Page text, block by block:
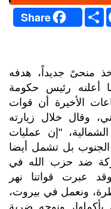
Share S
h
a
منحىً جديداً، هدفه
أعلنه رئيس حكومة
الأخيرة أن قوات
وقال خلال زيارته
الشمالية، "إن عمليات
الجنوب بل تشمل أيضا
ضد حزب الله في
عبرت قواتنا نهر
ونعمل في بيروت،
بأكملها، ونوجه ضربة